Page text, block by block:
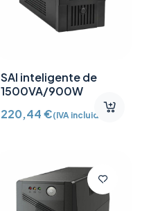
SAI inteligente de
1500VA/900W
220,44€(IVA incluido)